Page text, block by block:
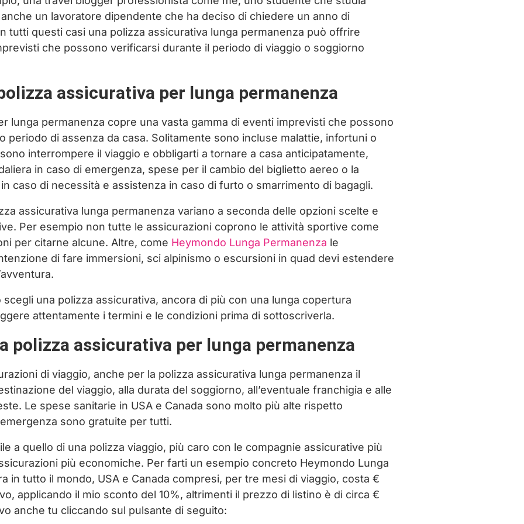
un lavoratore dipendente che ha deciso di chiedere un anno di
tutti questi casi una polizza assicurativa lunga permanenza può offrire
che possono verificarsi durante il periodo di viaggio o soggiorno
assicurativa per lunga permanenza
lunga permanenza copre una vasta gamma di eventi imprevisti che possono
periodo di assenza da casa. Solitamente sono incluse malattie, infortuni o
interrompere il viaggio e obbligarti a tornare a casa anticipatamente,
in caso di emergenza, spese per il cambio del biglietto aereo o la
caso di necessità e assistenza in caso di furto o smarrimento di bagagli.
assicurativa lunga permanenza variano a seconda delle opzioni scelte e
Per esempio non tutte le assicurazioni coprono le attività sportive come
per citarne alcune. Altre, come Heymondo Lunga Permanenza le
di fare immersioni, sci alpinismo o escursioni in quad devi estendere
una polizza assicurativa, ancora di più con una lunga copertura
attentamente i termini e le condizioni prima di sottoscriverla.
polizza assicurativa per lunga permanenza
di viaggio, anche per la polizza assicurativa lunga permanenza il
del viaggio, alla durata del soggiorno, all’eventuale franchigia e alle
Le spese sanitarie in USA e Canada sono molto più alte rispetto
sono gratuite per tutti.
a quello di una polizza viaggio, più caro con le compagnie assicurative più
più economiche. Per farti un esempio concreto Heymondo Lunga
in tutto il mondo, USA e Canada compresi, per tre mesi di viaggio, costa €
applicando il mio sconto del 10%, altrimenti il prezzo di listino è di circa €
anche tu cliccando sul pulsante di seguito: